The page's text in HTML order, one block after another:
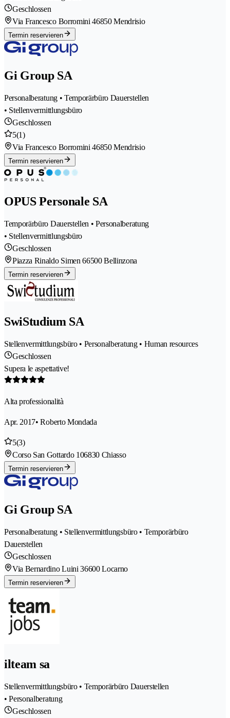
Geschlossen
Via Francesco Borromini 46850 Mendrisio
Termin reservieren
Gi Group SA
Personalberatung • Temporärbüro Dauerstellen
• Stellenvermittlungsbüro
Geschlossen
5(1)
Via Francesco Borromini 46850 Mendrisio
Termin reservieren
OPUS Personale SA
Temporärbüro Dauerstellen • Personalberatung
• Stellenvermittlungsbüro
Geschlossen
Piazza Rinaldo Simen 66500 Bellinzona
Termin reservieren
SwiStudium SA
Stellenvermittlungsbüro • Personalberatung • Human resources
Geschlossen
Supera le aspettative!
Alta professionalità
Apr. 2017• Roberto Mondada
5(3)
Corso San Gottardo 106830 Chiasso
Termin reservieren
Gi Group SA
Personalberatung • Stellenvermittlungsbüro • Temporärbüro
Dauerstellen
Geschlossen
Via Bernardino Luini 36600 Locarno
Termin reservieren
ilteam sa
Stellenvermittlungsbüro • Temporärbüro Dauerstellen
• Personalberatung
Geschlossen